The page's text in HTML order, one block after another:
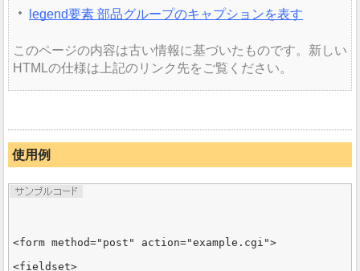
legend要素 部品グループのキャプションを表す
このページの内容は古い情報に基づいたものです。新しい
HTMLの仕様は上記のリンク先をご覧ください。
使用例
<form method="post" action="example.cgi">